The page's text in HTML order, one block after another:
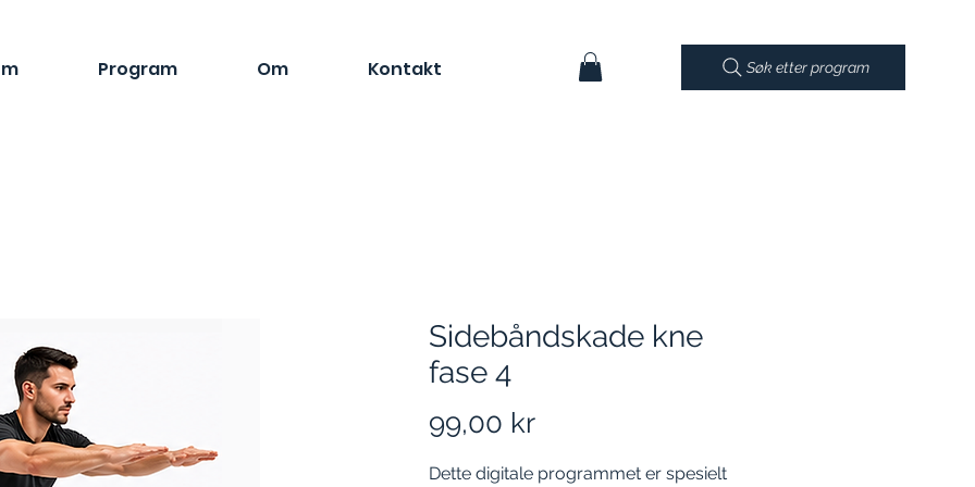
Program Om Kontakt Søk etter program
Sidebåndskade kne
fase 4
99,00 krPris
Dette digitale programmet er spesielt